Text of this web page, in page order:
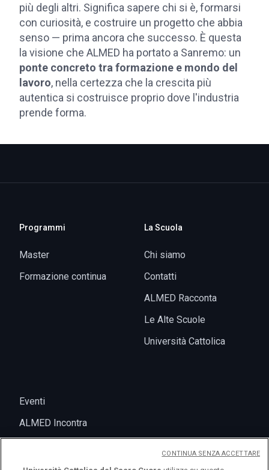
più degli altri. Significa sapere chi si è, formarsi
con curiosità, e costruire un progetto che abbia
senso — prima ancora che successo. È questa
la visione che ALMED ha portato a Sanremo: un
ponte concreto tra formazione e mondo del
lavoro, nella certezza che la crescita più
autentica si costruisce proprio dove l'industria
prende forma.
Programmi
Master
Formazione continua
La Scuola
Chi siamo
Contatti
ALMED Racconta
Le Alte Scuole
Università Cattolica
Eventi
ALMED Incontra
CONTINUA SENZA ACCETTARE